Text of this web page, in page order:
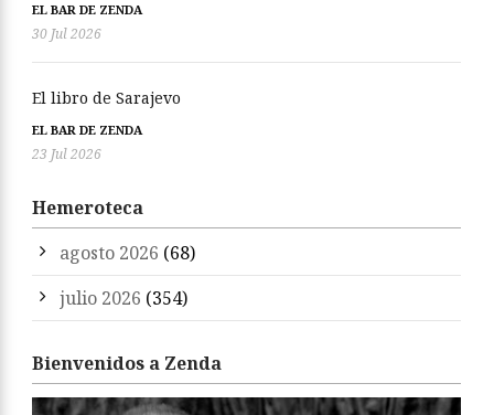
EL BAR DE ZENDA
30 Jul 2026
El libro de Sarajevo
EL BAR DE ZENDA
23 Jul 2026
Hemeroteca
agosto 2026 (68)
julio 2026 (354)
Bienvenidos a Zenda